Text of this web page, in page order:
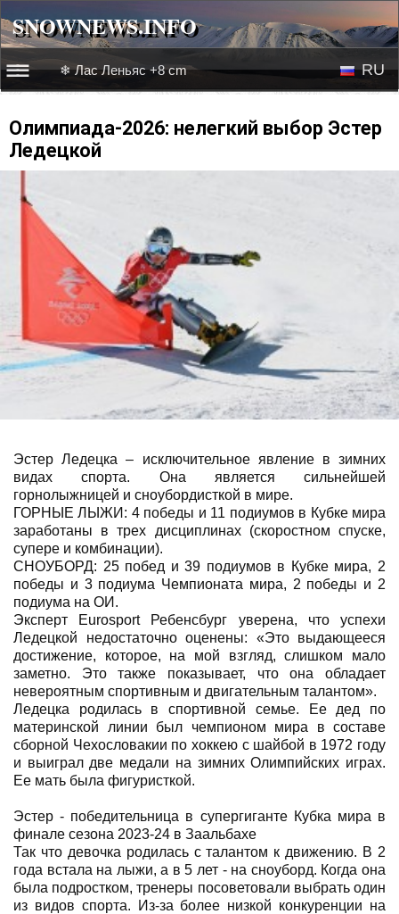
SNOWNEWS.INFO
☰☰
Веб-камеры
Лыжное видео
❄ Лас Леньяс +8 cm RU
Олимпиада-2026: нелегкий выбор Эстер
Ледецкой
Эстер Ледецка – исключительное явление в зимних
видах спорта. Она является сильнейшей
горнолыжницей и сноубордисткой в мире.
ГОРНЫЕ ЛЫЖИ: 4 победы и 11 подиумов в Кубке мира
заработаны в трех дисциплинах (скоростном спуске,
супере и комбинации).
СНОУБОРД: 25 побед и 39 подиумов в Кубке мира, 2
победы и 3 подиума Чемпионата мира, 2 победы и 2
подиума на ОИ.
Эксперт Eurosport Ребенсбург уверена, что успехи
Ледецкой недостаточно оценены: «Это выдающееся
достижение, которое, на мой взгляд, слишком мало
заметно. Это также показывает, что она обладает
невероятным спортивным и двигательным талантом».
Ледецка родилась в спортивной семье. Ее дед по
материнской линии был чемпионом мира в составе
сборной Чехословакии по хоккею с шайбой в 1972 году
и выиграл две медали на зимних Олимпийских играх.
Ее мать была фигуристкой.
Эстер - победительница в супергиганте Кубка мира в
финале сезона 2023-24 в Заальбахе
Так что девочка родилась с талантом к движению. В 2
года встала на лыжи, а в 5 лет - на сноуборд. Когда она
была подростком, тренеры посоветовали выбрать один
из видов спорта. Из-за более низкой конкуренции на